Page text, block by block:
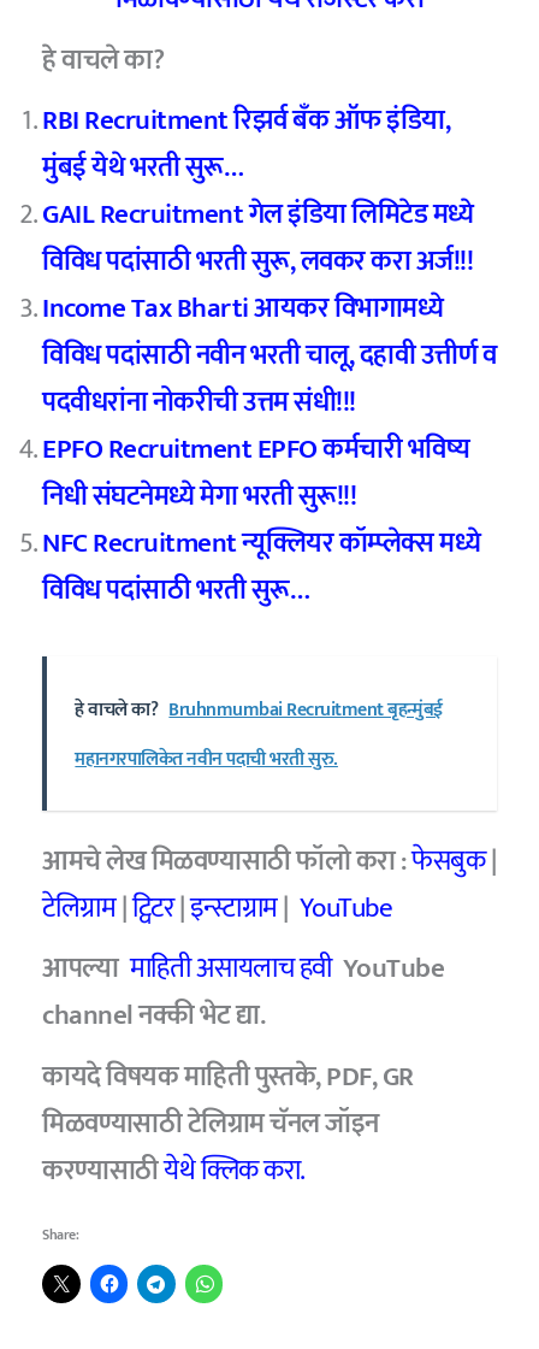
हे वाचले का?
RBI Recruitment रिझर्व बँक ऑफ इंडिया,
मुंबई येथे भरती सुरू…
GAIL Recruitment गेल इंडिया लिमिटेड मध्ये
विविध पदांसाठी भरती सुरू, लवकर करा अर्ज!!!
Income Tax Bharti आयकर विभागामध्ये
विविध पदांसाठी नवीन भरती चालू, दहावी उत्तीर्ण व
पदवीधरांना नोकरीची उत्तम संधी!!!
EPFO Recruitment EPFO कर्मचारी भविष्य
निधी संघटनेमध्ये मेगा भरती सुरू!!!
NFC Recruitment न्यूक्लियर कॉम्प्लेक्स मध्ये
विविध पदांसाठी भरती सुरू…
हे वाचले का? Bruhnmumbai Recruitment बृहन्मुंबई
महानगरपालिकेत नवीन पदाची भरती सुरु.
आमचेलेख मिळवण्यासाठी फॉलो करा :फेसबुक|
टेलिग्राम|ट्विटर|इन्स्टाग्राम| YouTube
आपल्या माहिती असायलाच हवी YouTube
channelनक्की भेट द्या.
कायदे विषयक माहिती पुस्तके, PDF, GR
मिळवण्यासाठी टेलिग्राम चॅनल जॉइन
करण्यासाठीयेथे क्लिक करा.
Share: